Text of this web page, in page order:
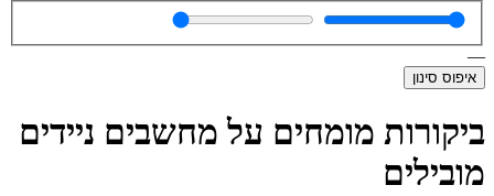
—
איפוס סינון
ביקורות מומחים על מחשבים ניידים
מובילים